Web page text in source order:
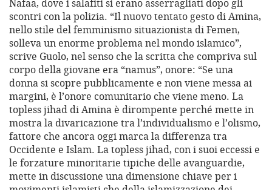
Nafaa, dove i salafiti si erano asserragliati dopo gli
scontri con la polizia. “Il nuovo tentato gesto di Amina,
nello stile del femminismo situazionista di Femen,
solleva un enorme problema nel mondo islamico”,
scrive Guolo, nel senso che la scritta che compriva sul
corpo della giovane era “namus”, onore: “Se una
donna si scopre pubblicamente e non viene messa ai
margini, è l’onore comunitario che viene meno. La
topless jihad di Amina è dirompente perché mette in
mostra la divaricazione tra l’individualismo e l’olismo,
fattore che ancora oggi marca la differenza tra
Occidente e Islam. La topless jihad, con i suoi eccessi e
le forzature minoritarie tipiche delle avanguardie,
mette in discussione una dimensione chiave per i